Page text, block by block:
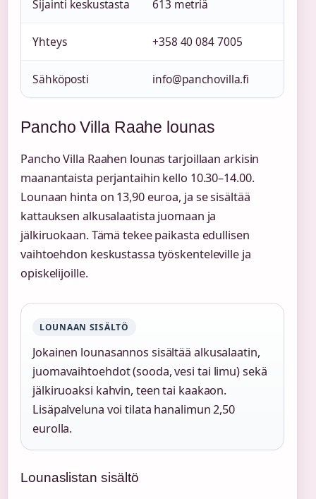
Sijainti keskustasta 613 metriä
Yhteys +358 40 084 7005
Sähköposti info@panchovilla.fi
Pancho Villa Raahe lounas
Pancho Villa Raahen lounas tarjoillaan arkisin
maanantaista perjantaihin kello 10.30–14.00.
Lounaan hinta on 13,90 euroa, ja se sisältää
kattauksen alkusalaatista juomaan ja
jälkiruokaan. Tämä tekee paikasta edullisen
vaihtoehdon keskustassa työskenteleville ja
opiskelijoille.
LOUNAAN SISÄLTÖ
Jokainen lounasannos sisältää alkusalaatin,
juomavaihtoehdot (sooda, vesi tai limu) sekä
jälkiruoaksi kahvin, teen tai kaakaon.
Lisäpalveluna voi tilata hanalimun 2,50
eurolla.
Lounaslistan sisältö